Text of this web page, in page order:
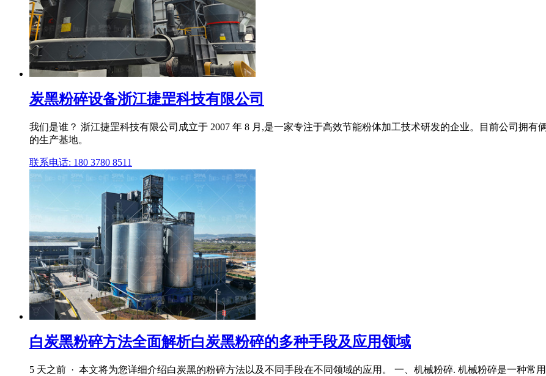
炭黑粉碎设备浙江捷罡科技有限公司
我们是谁？ 浙江捷罡科技有限公司成立于 2007 年 8 月,是一家专注于高效节能粉体加工技术研发的企业。目前公司拥
的生产基地。
联系电话: 180 3780 8511
白炭黑粉碎方法全面解析白炭黑粉碎的多种手段及应用领域
5 天之前 · 本文将为您详细介绍白炭黑的粉碎方法以及不同手段在不同领域的应用。 一、机械粉碎. 机械粉碎是一种常